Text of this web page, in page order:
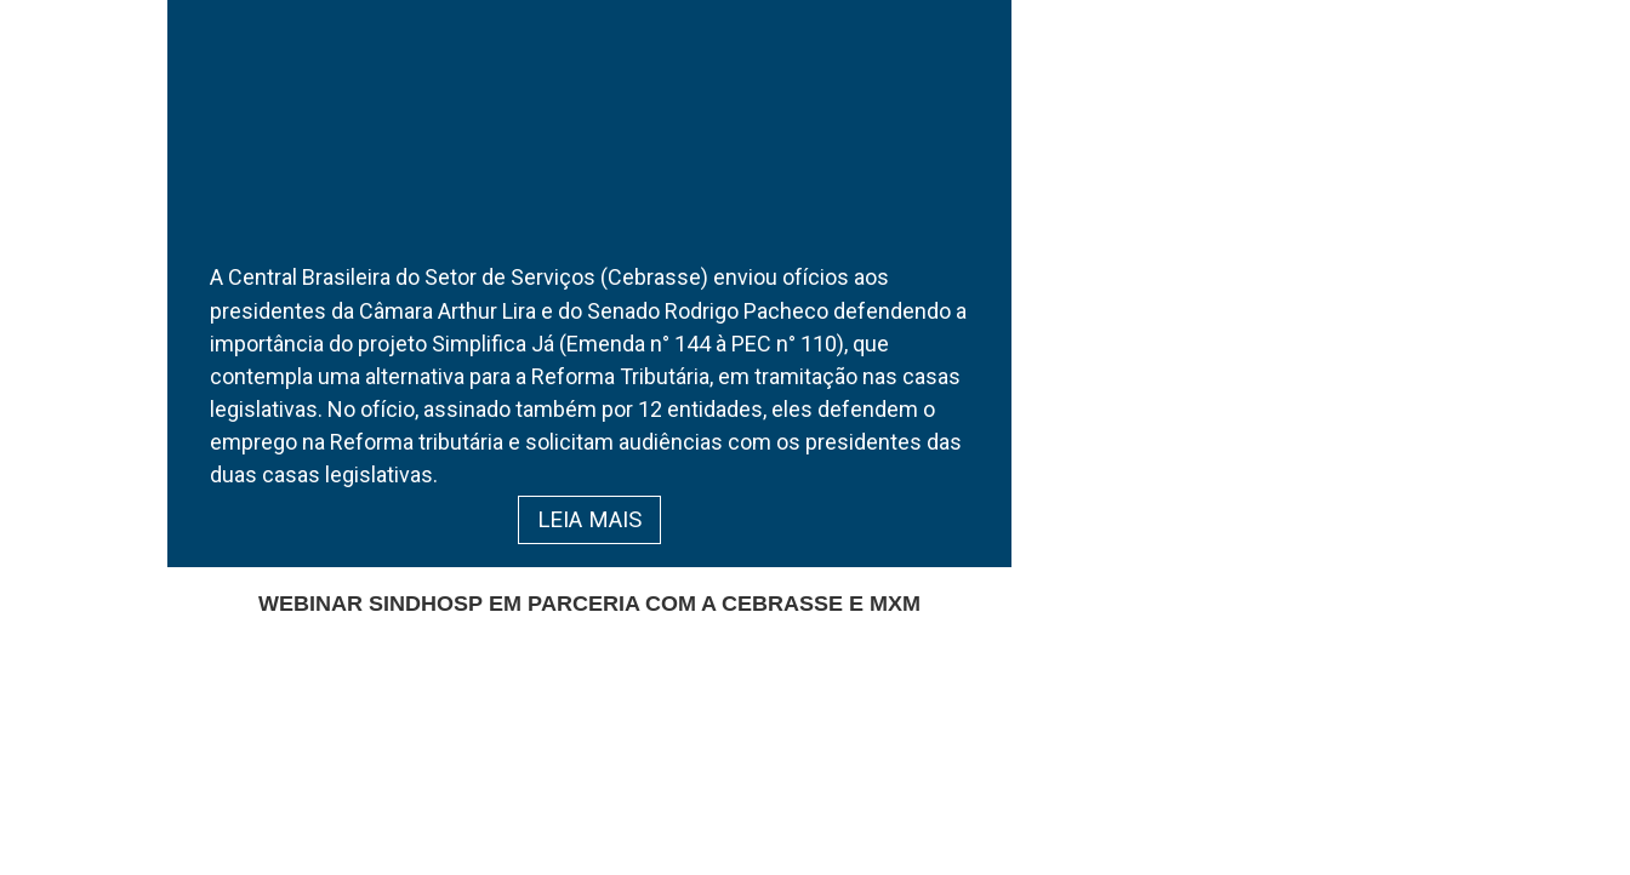
A Central Brasileira do Setor de Serviços (Cebrasse) enviou ofícios aos
presidentes da Câmara Arthur Lira e do Senado Rodrigo Pacheco defendendo a
importância do projeto Simplifica Já (Emenda n° 144 à PEC n° 110), que
contempla uma alternativa para a Reforma Tributária, em tramitação nas casas
legislativas. No ofício, assinado também por 12 entidades, eles defendem o
emprego na Reforma tributária e solicitam audiências com os presidentes das
duas casas legislativas.
LEIA MAIS
WEBINAR SINDHOSP EM PARCERIA COM A CEBRASSE E MXM